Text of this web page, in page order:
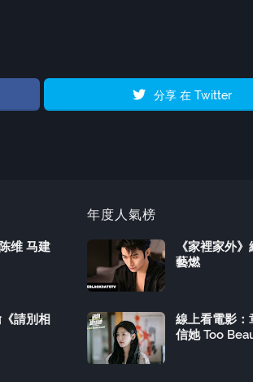
分享 在 Twitter
维 马建
請別相
年度人氣榜
《家裡家外
藝燃
線上看電影：
信她 Too